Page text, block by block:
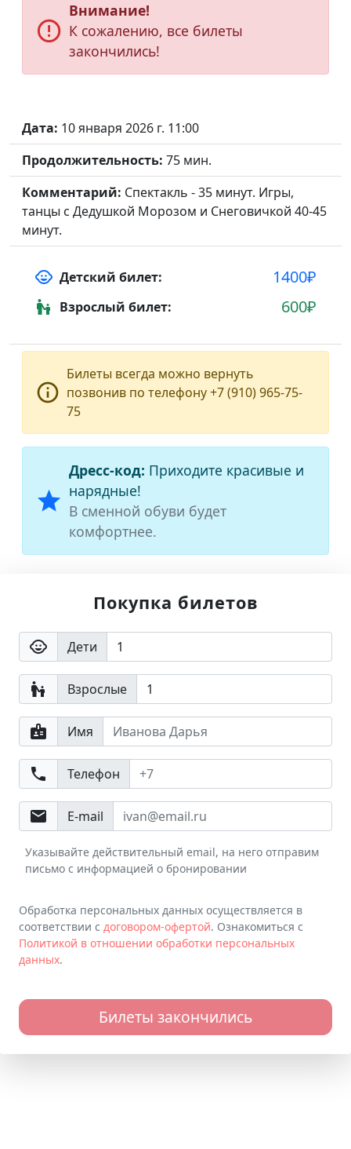
error_outline
Внимание!
К сожалению, все билеты
закончились!
Дата: 10 января 2026 г. 11:00
Продолжительность: 75 мин.
Комментарий: Спектакль - 35 минут. Игры,
танцы с Дедушкой Морозом и Снеговичкой 40-45
минут.
child_care Детский билет: 1400₽
escalator_warning Взрослый билет: 600₽
info_outline
Билеты всегда можно вернуть
позвонив по телефону +7 (910) 965-75-
75
star
Дресс-код: Приходите красивые и
нарядные!
В сменной обуви будет
комфортнее.
Покупка билетов
child_care Дети
escalator_warning Взрослые
badge Имя
phone Телефон
email E-mail
Указывайте действительный email, на него отправим
письмо с информацией о бронировании
Обработка персональных данных осуществляется в
соответствии с договором-офертой. Ознакомиться с
Политикой в отношении обработки персональных
данных.
Билеты закончились